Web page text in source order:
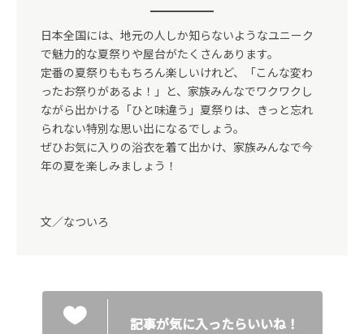
日本全国には、地元の人しか知らないようなユニーク
で魅力的な夏祭りや屋台がたくさんあります。
定番の夏祭りももちろん楽しいけれど、「こんな変わ
ったお祭りがあるよ！」と、家族みんなでワクワクし
ながら出かける「ひと味違う」夏祭りは、きっと忘れ
られない特別な思い出になるでしょう。
ぜひお気に入りの浴衣を着て出かけ、家族みんなで今
年の夏を楽しみましょう！
文／なついろ
記事が気に入ったらいいね！